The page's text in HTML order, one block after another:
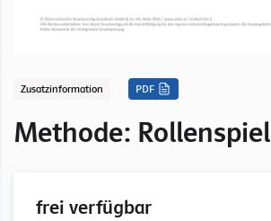
Zusatzinformation PDF
Methode: Rollenspiel
frei verfügbar